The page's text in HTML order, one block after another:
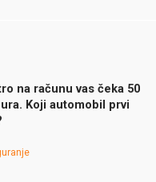
na računu vas čeka 50
Koji automobil prvi